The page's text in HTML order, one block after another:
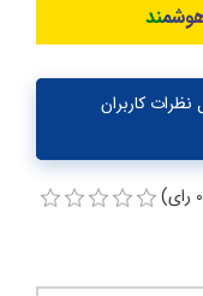
نظرات کاربران